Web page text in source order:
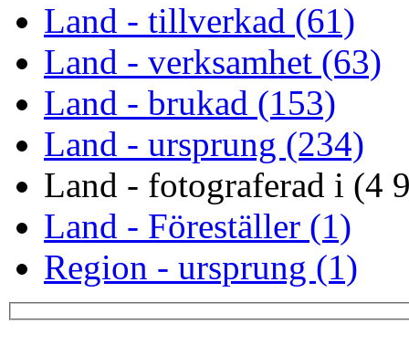
Land - tillverkad (61)
Land - verksamhet (63)
Land - brukad (153)
Land - ursprung (234)
Land - fotograferad i (4
Land - Föreställer (1)
Region - ursprung (1)